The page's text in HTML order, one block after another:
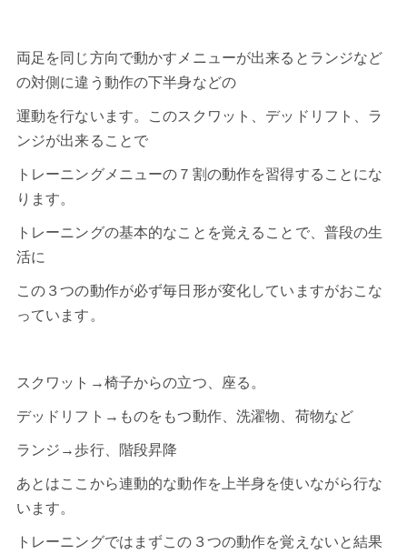
両足を同じ方向で動かすメニューが出来るとランジなど
の対側に違う動作の下半身などの
運動を行ないます。このスクワット、デッドリフト、ラ
ンジが出来ることで
トレーニングメニューの７割の動作を習得することにな
ります。
トレーニングの基本的なことを覚えることで、普段の生
活に
この３つの動作が必ず毎日形が変化していますがおこな
っています。
スクワット→椅子からの立つ、座る。
デッドリフト→ものをもつ動作、洗濯物、荷物など
ランジ→歩行、階段昇降
あとはここから連動的な動作を上半身を使いながら行な
います。
トレーニングではまずこの３つの動作を覚えないと結果